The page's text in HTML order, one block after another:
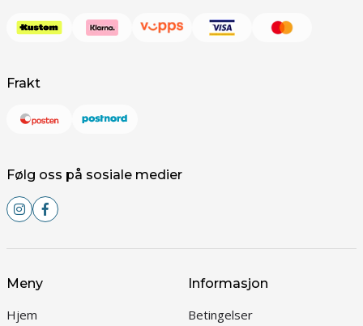
Frakt
Følg oss på sosiale medier
Meny
Hjem
Informasjon
Betingelser